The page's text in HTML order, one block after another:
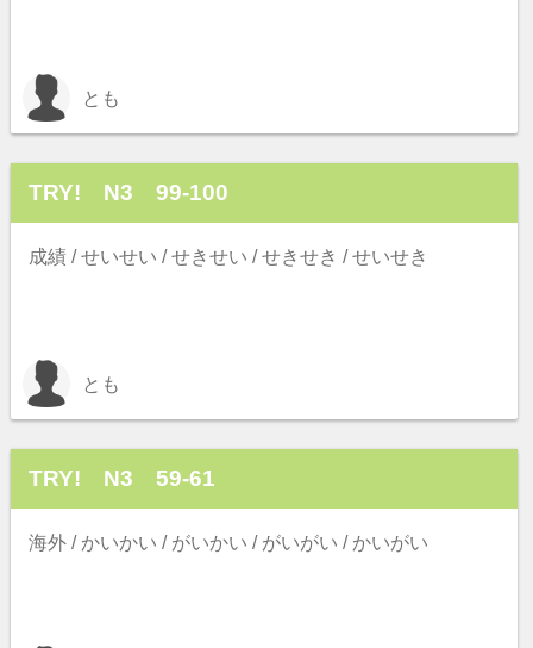
とも
TRY! N3 99-100
成績 / せいせい / せきせい / せきせき / せいせき
とも
TRY! N3 59-61
海外 / かいかい / がいかい / がいがい / かいがい